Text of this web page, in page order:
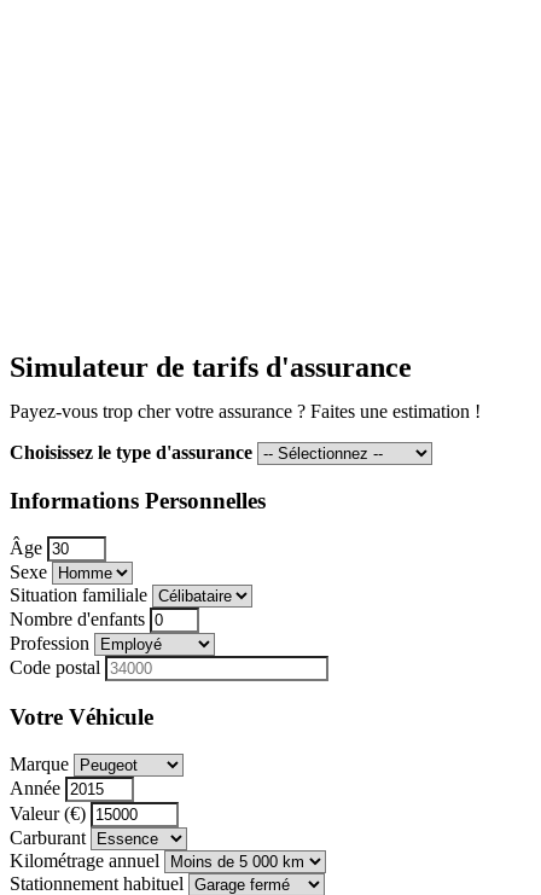
Simulateur de tarifs d'assurance
Payez-vous trop cher votre assurance ? Faites une estimation !
Choisissez le type d'assurance
Informations Personnelles
Âge
Sexe
Situation familiale
Nombre d'enfants
Profession
Code postal
Votre Véhicule
Marque
Année
Valeur (€)
Carburant
Kilométrage annuel
Stationnement habituel